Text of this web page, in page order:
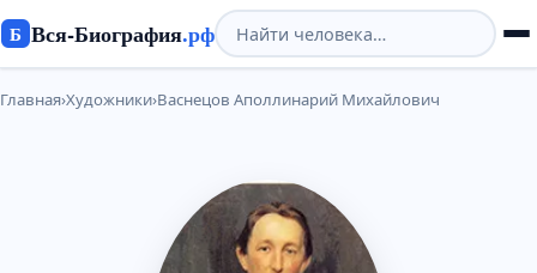
Б Вся-Биография.рф
Главная›Художники›Васнецов Аполлинарий Михайлович